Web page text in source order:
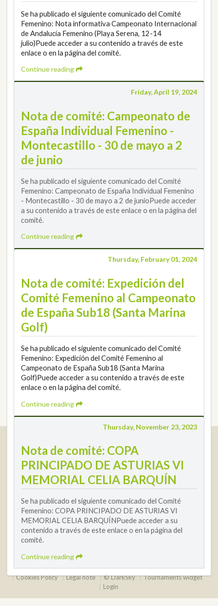
Se ha publicado el siguiente comunicado del Comité
Femenino: Nota informativa Campeonato Internacional
de Andalucía Femenino (Playa Serena, 12-14
julio)Puede acceder a su contenido a través de este
enlace o en la página del comité.
Continue reading
Friday, April 19, 2024
Nota de comité: Campeonato de
España Individual Femenino -
Montecastillo - 30 de mayo a 2
de junio
Se ha publicado el siguiente comunicado del Comité
Femenino: Campeonato de España Individual Femenino
- Montecastillo - 30 de mayo a 2 de junioPuede acceder
a su contenido a través de este enlace o en la página del
comité.
Continue reading
Thursday, February 01, 2024
Nota de comité: Expedición del
Comité Femenino al Campeonato
de España Sub18 (Santa Marina
Golf)
Se ha publicado el siguiente comunicado del Comité
Femenino: Expedición del Comité Femenino al
Campeonato de España Sub18 (Santa Marina
Golf)Puede acceder a su contenido a través de este
enlace o en la página del comité.
Continue reading
Thursday, November 23, 2023
Nota de comité: COPA
PRINCIPADO DE ASTURIAS VI
MEMORIAL CELIA BARQUÍN
Se ha publicado el siguiente comunicado del Comité
Femenino: COPA PRINCIPADO DE ASTURIAS VI
MEMORIAL CELIA BARQUÍNPuede acceder a su
contenido a través de este enlace o en la página del
comité.
Continue reading
Calle Enlace, 9. 29016 Málaga, España
CIF: Q7955035F
+34 952 225 590
Contact
2026 © Real Federación Andaluza de Golf
Privacy Policy
Cookies Policy
Legal note © DarkSky
Tournaments widget
Login